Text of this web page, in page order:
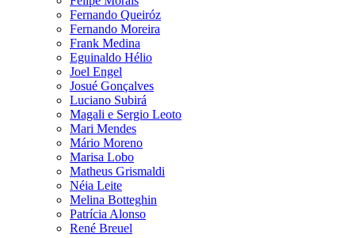
Fernando Queiróz
Fernando Moreira
Frank Medina
Eguinaldo Hélio
Joel Engel
Josué Gonçalves
Luciano Subirá
Magali e Sergio Leoto
Mari Mendes
Mário Moreno
Marisa Lobo
Matheus Grismaldi
Néia Leite
Melina Botteghin
Patrícia Alonso
René Breuel